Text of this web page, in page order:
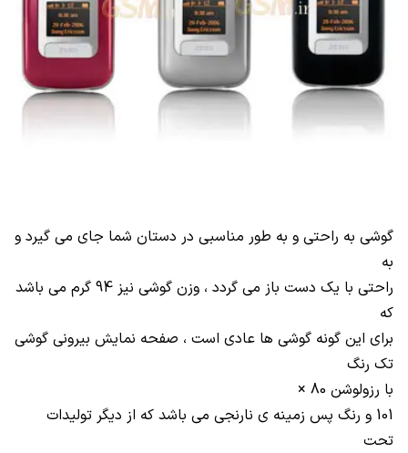
گوشی به راحتی و به طور مناسبی در دستان شما جای می گیرد و
به
راحتی با یک دست باز می گردد ، وزن گوشی نیز 94 گرم می باشد
که
برای این گونه گوشی ها عادی است ، صفحه نمایش بیرونی گوشی
تک رنگ
با رزولوشن 80
×
101 و رنگ پس زمینه ی نارنجی می باشد که از دیگر تولیدات
تحت